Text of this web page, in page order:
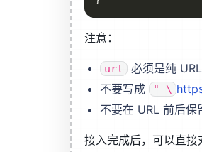
注意：
url
必须是纯
不要写成
" \
不要在 URL 前后保
接入完成后，可以直接